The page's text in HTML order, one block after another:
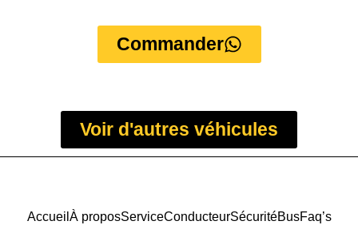
Commander
Voir d'autres véhicules
Accueil À proposServiceConducteurSécuritéBusFaq’s